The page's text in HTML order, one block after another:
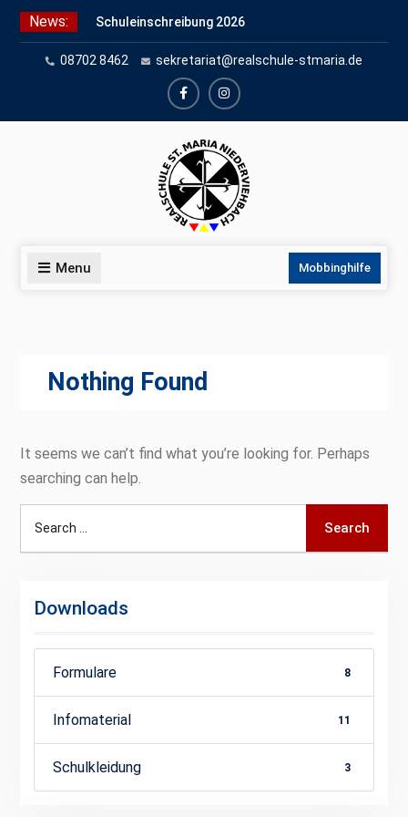
Skip
content
News:
Schuleinschreibung 2026
Schnuppertag 2026
Anmeldung für den Schnuppertag
und Anmeldeunterlagen
08702 8462 sekretariat@realschule-stmaria.de
facebookinstagram
Menu Mobbinghilfe
Nothing Found
It seems we can’t find what you’re looking for. Perhaps
searching can help.
Search
Downloads
Formulare 8
Infomaterial 11
Schulkleidung 3